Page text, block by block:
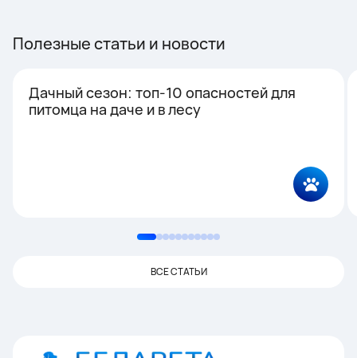
Полезные статьи и новости
Дачный сезон: топ-10 опасностей для
питомца на даче и в лесу
ВСЕ СТАТЬИ